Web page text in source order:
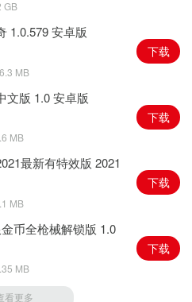
典或热门的动画在此聚集，让孩子
长;
，如非常有代表性的西游记和外国
子入睡;
要看的资源，进行离线播放，当孩
保护孩子们的视力;
GB
1.0.579 安卓版
MB
下载
文版 1.0 安卓版
MB
下载
最新有特效版 2021
MB
下载
币全枪械解锁版 1.0
MB
下载
看更多